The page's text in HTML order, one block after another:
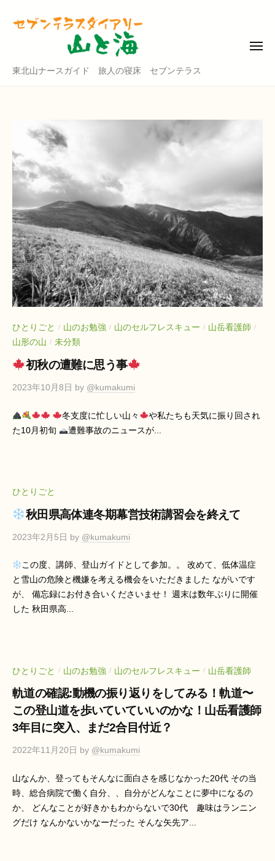
東
ス
ガ
ド
・
セ
ブ
ン
テ
ラ
ス
ダ
イ
ー
東北山ナースガイド 旅人の寝床 セブンテラス
メ
ひとりごと / 山のお勉強 / 山のセルフレスキュー / 山岳看護師 /
山形の山 / 未分類
初秋の遭難に思う事
2023年10月8日 by @kumakumi
冬支度に忙しい山々
や私たちも天気に振り回され
た10月初旬
遭難事故のニュースが...
ひとりごと
秋田県高体連冬期幕営技術講習会を終えて
2023年2月5日 by @kumakumi
この度、講師、登山ガイドとして参加。。 改めて、低体温症
と雪山の危険と機嫌を考える機会をいただきました ながいです
が、 備忘録にお付き合いくださいませ！ 週末は数年ぶりに開催
した 秋田県高...
ひとりごと / 山のお勉強 / 山のセルフレスキュー / 山岳看護師
軌道の確認:動機の振り返りをしてみる！軌道〜
この登山道を歩いていていいのかな！山岳看護師
3年目に突入、まだ2合目付近？
2022年11月20日 by @kumakumi
山なんか、登ってもそんなに面白さを感じなかった20代 その当
時、総合病院で働く自分、、自分がどんなことに夢中になるの
か、 どんなことが好きかもわからないで30代 趣味はランニン
グだけ なんかないかなーだった そんな矢先ア...
山
ス
・
セ
ブ
ン
テ
ラ
ス
ダ
イ
ア
リ
ー
山
と